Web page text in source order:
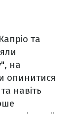
та
на
опинитися
навіть